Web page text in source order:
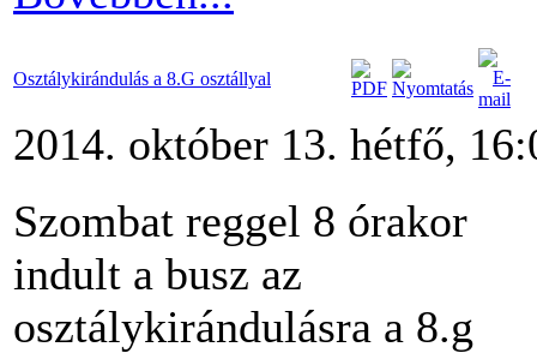
Osztálykirándulás a 8.G osztállyal
2014. október 13. hétfő,
Szombat reggel 8 órakor
indult a busz az
osztálykirándulásra a 8.g